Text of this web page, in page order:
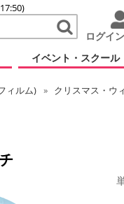
ログイ
イベント・スクール
ィルム) クリスマス・ウ